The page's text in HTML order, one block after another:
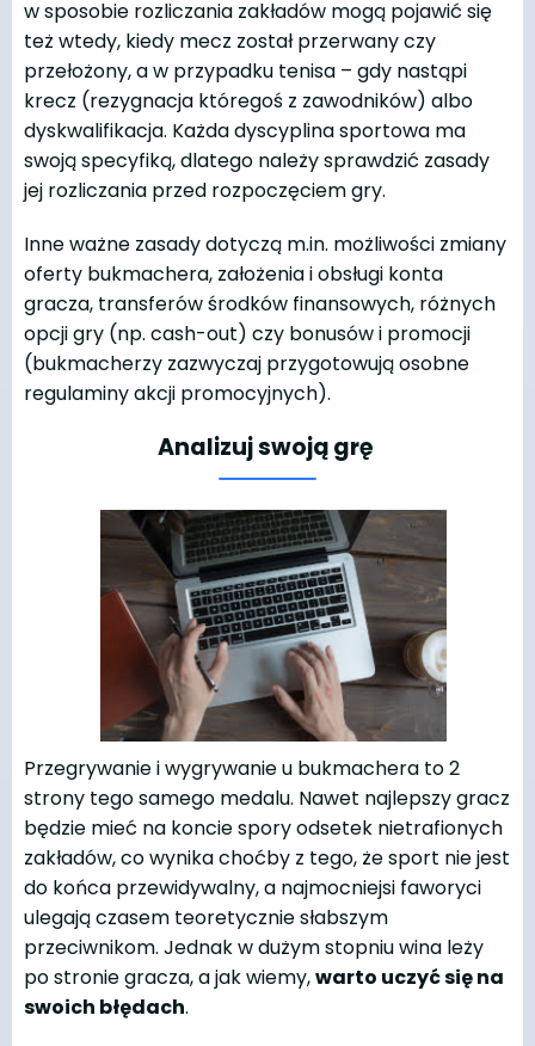
w sposobie rozliczania zakładów mogą pojawić się
też wtedy, kiedy mecz został przerwany czy
przełożony, a w przypadku tenisa – gdy nastąpi
krecz (rezygnacja któregoś z zawodników) albo
dyskwalifikacja. Każda dyscyplina sportowa ma
swoją specyfiką, dlatego należy sprawdzić zasady
jej rozliczania przed rozpoczęciem gry.
Inne ważne zasady dotyczą m.in. możliwości zmiany
oferty bukmachera, założenia i obsługi konta
gracza, transferów środków finansowych, różnych
opcji gry (np. cash-out) czy bonusów i promocji
(bukmacherzy zazwyczaj przygotowują osobne
regulaminy akcji promocyjnych).
Analizuj swoją grę
Przegrywanie i wygrywanie u bukmachera to 2
strony tego samego medalu. Nawet najlepszy gracz
będzie mieć na koncie spory odsetek nietrafionych
zakładów, co wynika choćby z tego, że sport nie jest
do końca przewidywalny, a najmocniejsi faworyci
ulegają czasem teoretycznie słabszym
przeciwnikom. Jednak w dużym stopniu wina leży
po stronie gracza, a jak wiemy,warto uczyć się na
swoich błędach.